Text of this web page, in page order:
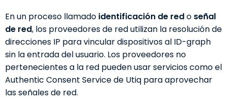
En un proceso llamado identificación de redo señal
de red, los proveedores de red utilizan la resolución de
direcciones IP para vincular dispositivos al ID-graph
sin la entrada del usuario. Los proveedores no
pertenecientes a la red pueden usar servicios como el
Authentic Consent Service de Utiq para aprovechar
las señales de red.